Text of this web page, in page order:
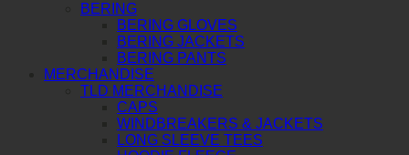
BERING
BERING GLOVES
BERING JACKETS
BERING PANTS
MERCHANDISE
TLD MERCHANDISE
CAPS
WINDBREAKERS & JACKETS
LONG SLEEVE TEES